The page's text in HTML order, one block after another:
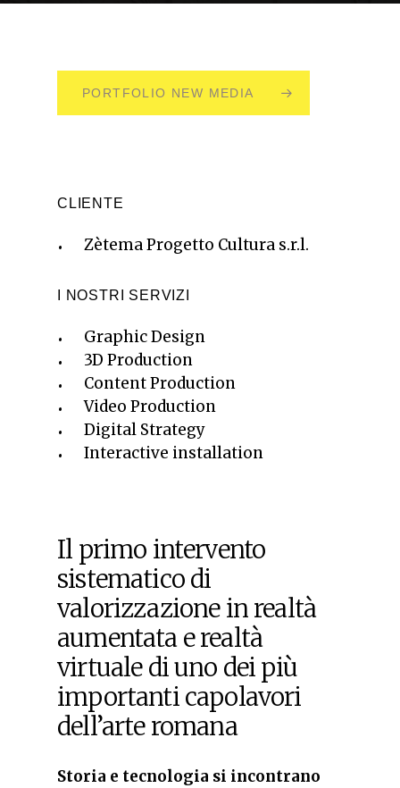
PORTFOLIO NEW MEDIA
CLIENTE
Zètema Progetto Cultura s.r.l.
I NOSTRI SERVIZI
Graphic Design
3D Production
Content Production
Video Production
Digital Strategy
Interactive installation
Il primo intervento
sistematico di
valorizzazione in realtà
aumentata e realtà
virtuale di uno dei più
importanti capolavori
dell’arte romana
Storia e tecnologia si incontrano